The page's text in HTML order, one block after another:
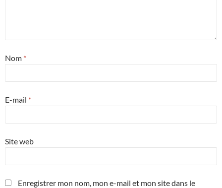
Nom *
E-mail *
Site web
Enregistrer mon nom, mon e-mail et mon site dans le